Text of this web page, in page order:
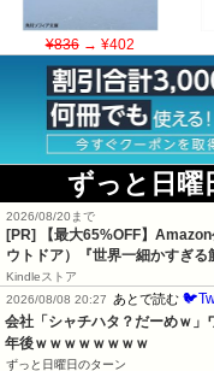
¥836→ ¥402
ずっと日曜
2026/08/20まで
[PR]
【最大65%OFF】
ウトドア）『世界一細かすぎる
Kindleストア
2026/08/08 20:27
あとで読む
会社「シャチハタ？だーめｗ
年後ｗｗｗｗｗｗｗｗ
ずっと日曜日のターン